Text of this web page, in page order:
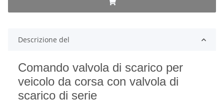
Descrizione del
Comando valvola di scarico per
veicolo da corsa con valvola di
scarico di serie